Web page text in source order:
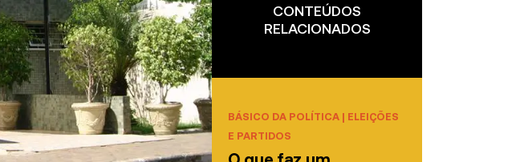
CONTEÚDOS
RELACIONADOS
BÁSICO DA POLÍTICA | ELEIÇÕES
E PARTIDOS